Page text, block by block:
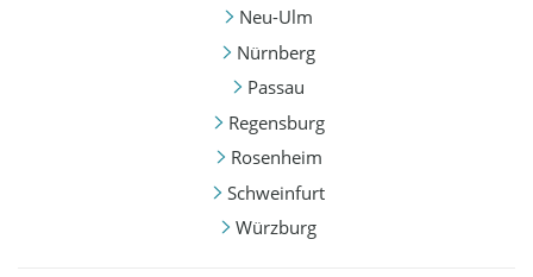
Neu-Ulm
Nürnberg
Passau
Regensburg
Rosenheim
Schweinfurt
Würzburg